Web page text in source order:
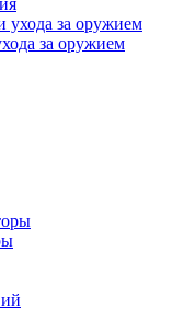
за оружием